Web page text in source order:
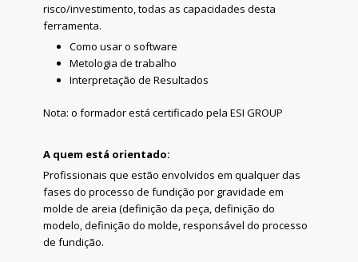
risco/investimento, todas as capacidades desta
ferramenta.
Como usar o software
Metologia de trabalho
Interpretação de Resultados
Nota: o formador está certificado pela ESI GROUP
A quem está orientado:
Profissionais que estão envolvidos em qualquer das
fases do processo de fundição por gravidade em
molde de areia (definição da peça, definição do
modelo, definição do molde, responsável do processo
de fundição.